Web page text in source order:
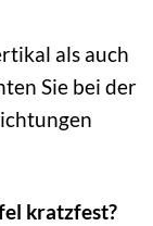
als auch
Sie bei der
kratzfest?